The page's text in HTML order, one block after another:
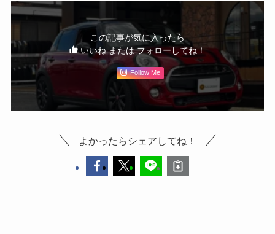
この記事が気に入ったら
いいね または フォローしてね！
Follow Me
よかったらシェアしてね！